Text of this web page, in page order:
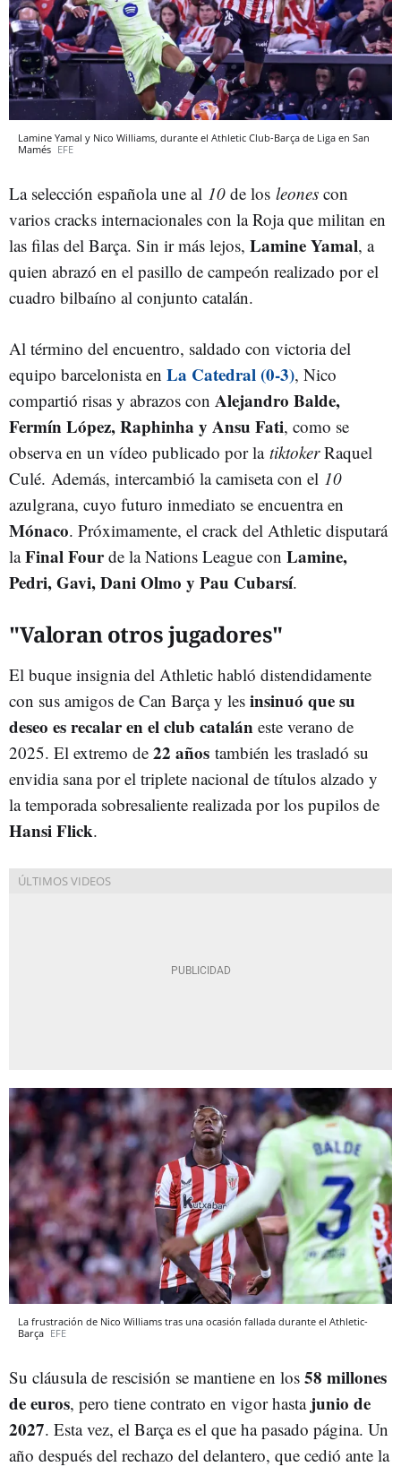
Lamine Yamal y Nico Williams, durante el Athletic Club-Barça de Liga en San
Mamés EFE
La selección española une al 10 de los leones con
varios cracks internacionales con la Roja que militan en
las filas del Barça. Sin ir más lejos, Lamine Yamal, a
quien abrazó en el pasillo de campeón realizado por el
cuadro bilbaíno al conjunto catalán.
Al término del encuentro, saldado con victoria del
equipo barcelonista en La Catedral (0-3), Nico
compartió risas y abrazos con Alejandro Balde,
Fermín López, Raphinha y Ansu Fati, como se
observa en un vídeo publicado por la tiktokerRaquel
Culé. Además, intercambió la camiseta con el 10
azulgrana, cuyo futuro inmediato se encuentra en
Mónaco. Próximamente, el crack del Athletic disputará
laFinal Fourde la Nations League con Lamine,
Pedri, Gavi, Dani Olmo y Pau Cubarsí.
"Valoran otros jugadores"
El buque insignia del Athletic habló distendidamente
con sus amigos de Can Barça y les insinuó que su
deseo es recalar en el club catalán este verano de
2025. El extremo de 22 años también les trasladó su
envidia sana por el triplete nacional de títulos alzado y
la temporada sobresaliente realizada por los pupilos de
Hansi Flick.
La frustración de Nico Williams tras una ocasión fallada durante el Athletic-
Barça EFE
Su cláusula de rescisión se mantiene en los 58 millones
de euros, pero tiene contrato en vigor hasta junio de
2027. Esta vez, el Barça es el que ha pasado página. Un
año después del rechazo del delantero, que cedió ante la